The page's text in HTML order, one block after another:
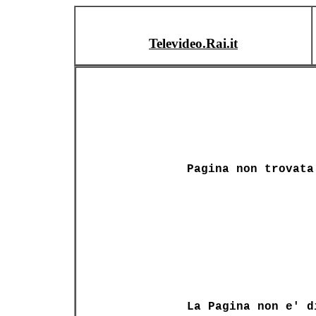
Televideo.Rai.it
Pagina non trovata
La Pagina non e'